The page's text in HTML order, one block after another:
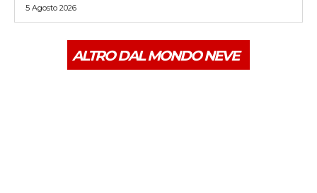
5 Agosto 2026
ALTRO DAL MONDO NEVE